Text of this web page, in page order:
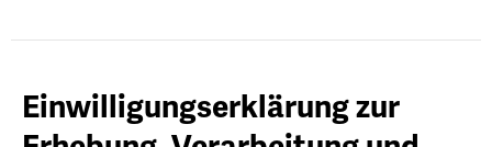
Einwilligungserklärung zur